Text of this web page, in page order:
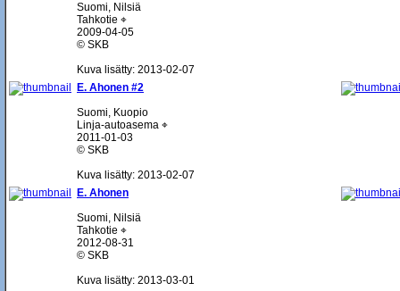
Suomi, Nilsiä
Tahkotie ⌖
2009-04-05
© SKB
Kuva lisätty: 2013-02-07
E. Ahonen #2
Suomi, Kuopio
Linja-autoasema ⌖
2011-01-03
© SKB
Kuva lisätty: 2013-02-07
E. Ahonen
Suomi, Nilsiä
Tahkotie ⌖
2012-08-31
© SKB
Kuva lisätty: 2013-03-01